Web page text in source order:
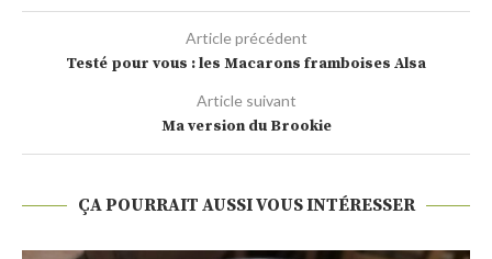
Article précédent
Testé pour vous : les Macarons framboises Alsa
Article suivant
Ma version du Brookie
ÇA POURRAIT AUSSI VOUS INTÉRESSER